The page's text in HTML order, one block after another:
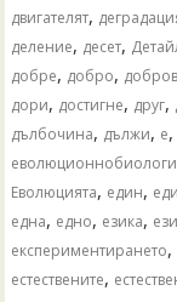
двигателят,
деление, десет,
добре, добро,
дори, достигне, друг,
дълбочина, дължи, е,
Еволюцията, един,
една, едно, езика,
експериментирането,
естествените,